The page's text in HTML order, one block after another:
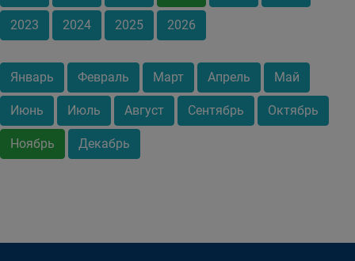
2023 2024 2025 2026
Январь Февраль Март Апрель Май
Июнь Июль Август Сентябрь Октябрь
Ноябрь Декабрь